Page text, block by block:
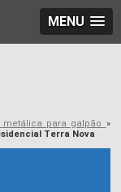
MENU
metálica para galpão »
Terra Nova